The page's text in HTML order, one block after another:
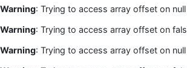
Warning: Trying to access array offset on null
Warning: Trying to access array offset on
Warning: Trying to access array offset on null